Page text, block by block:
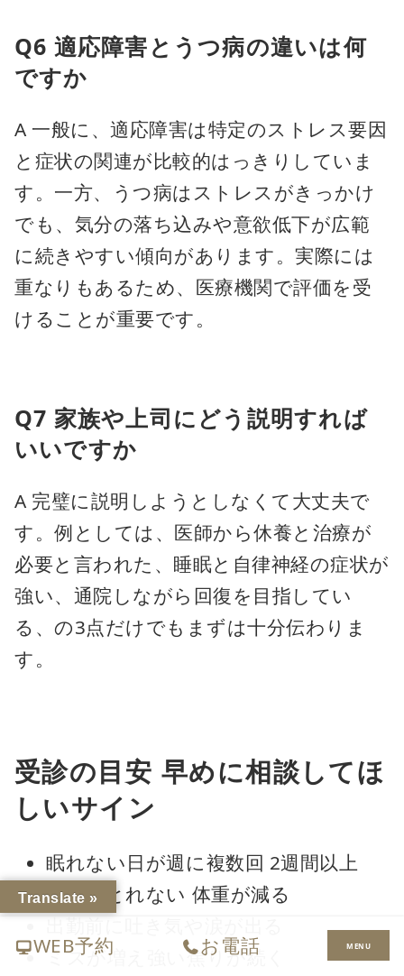
Q6 適応障害とうつ病の違いは何
ですか
A 一般に、適応障害は特定のストレス要因
と症状の関連が比較的はっきりしていま
す。一方、うつ病はストレスがきっかけ
でも、気分の落ち込みや意欲低下が広範
に続きやすい傾向があります。実際には
重なりもあるため、医療機関で評価を受
けることが重要です。
Q7 家族や上司にどう説明すれば
いいですか
A 完璧に説明しようとしなくて大丈夫で
す。例としては、医師から休養と治療が
必要と言われた、睡眠と自律神経の症状が
強い、通院しながら回復を目指してい
る、の3点だけでもまずは十分伝わりま
す。
受診の目安 早めに相談してほ
しいサイン
眠れない日が週に複数回 2週間以上
食事がとれない 体重が減る
ミスが増え強い焦りが続く
WEB予約 お電話 MENU
Translate »